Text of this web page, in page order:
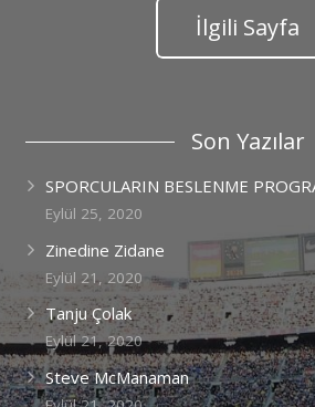
İlgili Sayfa
Son Yazılar
SPORCULARIN BESLENME
Eylül 25, 2020
Zinedine Zidane
Eylül 21, 2020
Tanju Çolak
Eylül 21, 2020
Steve McManaman